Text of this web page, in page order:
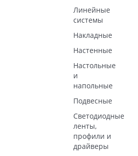
Линейные
системы
Накладные
Настенные
Настольные
и
напольные
Подвесные
Светодиодные
ленты,
профили и
драйверы